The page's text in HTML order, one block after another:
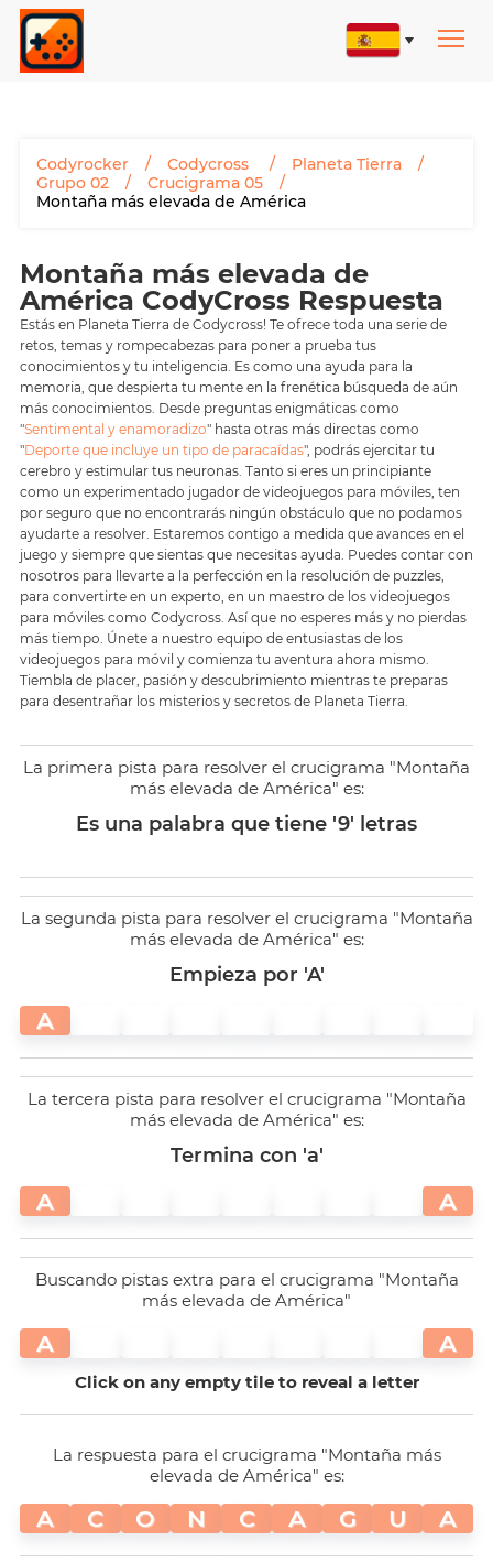
Codyrocker Codycross
Planeta Tierra
Grupo 02
Crucigrama 05
Montaña más elevada de América
Montaña más elevada de
América CodyCross Respuesta
Estás en Planeta Tierra de Codycross! Te ofrece toda una serie de
retos, temas y rompecabezas para poner a prueba tus
conocimientos y tu inteligencia. Es como una ayuda para la
memoria, que despierta tu mente en la frenética búsqueda de aún
más conocimientos. Desde preguntas enigmáticas como
"Sentimental y enamoradizo" hasta otras más directas como
"Deporte que incluye un tipo de paracaídas", podrás ejercitar tu
cerebro y estimular tus neuronas. Tanto si eres un principiante
como un experimentado jugador de videojuegos para móviles, ten
por seguro que no encontrarás ningún obstáculo que no podamos
ayudarte a resolver. Estaremos contigo a medida que avances en el
juego y siempre que sientas que necesitas ayuda. Puedes contar con
nosotros para llevarte a la perfección en la resolución de puzzles,
para convertirte en un experto, en un maestro de los videojuegos
para móviles como Codycross. Así que no esperes más y no pierdas
más tiempo. Únete a nuestro equipo de entusiastas de los
videojuegos para móvil y comienza tu aventura ahora mismo.
Tiembla de placer, pasión y descubrimiento mientras te preparas
para desentrañar los misterios y secretos de Planeta Tierra.
La primera pista para resolver el crucigrama "Montaña
más elevada de América" es:
Es una palabra que tiene '9' letras
La segunda pista para resolver el crucigrama "Montaña
más elevada de América" es:
Empieza por 'A'
A
La tercera pista para resolver el crucigrama "Montaña
más elevada de América" es:
Termina con 'a'
A A
Buscando pistas extra para el crucigrama "Montaña
más elevada de América"
A A
Click on any empty tile to reveal a letter
La respuesta para el crucigrama "Montaña más
elevada de América" es:
A C O N C A G U A